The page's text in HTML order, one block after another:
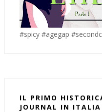
#spicy #agegap
IL PRIMO
JOURNAL IN ITALIA